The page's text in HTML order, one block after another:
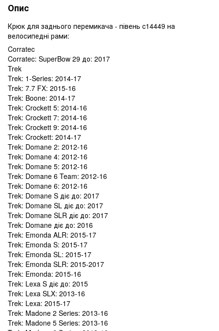
Опис
Крюк для заднього перемикача - півень c14449 на
велосипедні рами:
Corratec
Corratec: SuperBow 29 до: 2017
Trek
Trek: 1-Series: 2014-17
Trek: 7.7 FX: 2015-16
Trek: Boone: 2014-17
Trek: Crockett 5: 2014-16
Trek: Crockett 7: 2014-16
Trek: Crockett 9: 2014-16
Trek: Crockett: 2014-17
Trek: Domane 2: 2012-16
Trek: Domane 4: 2012-16
Trek: Domane 5: 2012-16
Trek: Domane 6 Team: 2012-16
Trek: Domane 6: 2012-16
Trek: Domane S діє до: 2017
Trek: Domane SL діє до: 2017
Trek: Domane SLR діє до: 2017
Trek: Domane діє до: 2016
Trek: Emonda ALR: 2015-17
Trek: Emonda S: 2015-17
Trek: Emonda SL: 2015-17
Trek: Emonda SLR: 2015-2017
Trek: Emonda: 2015-16
Trek: Lexa S діє до: 2015
Trek: Lexa SLX: 2013-16
Trek: Lexa: 2015-17
Trek: Madone 2 Series: 2013-16
Trek: Madone 5 Series: 2013-16